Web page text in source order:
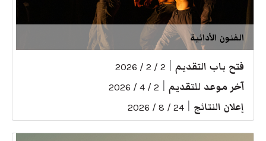
الفنون الأدائية
فتح باب التقديم 2 / 2 / 2026
آخر موعد للتقديم 2 / 4 / 2026
إعلان النتائج 24 / 8 / 2026